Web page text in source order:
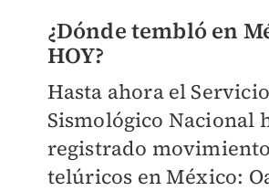
¿Dónde tembló en
HOY?
Hasta ahora el Servicio
Sismológico Nacional
registrado
telúricos en México: